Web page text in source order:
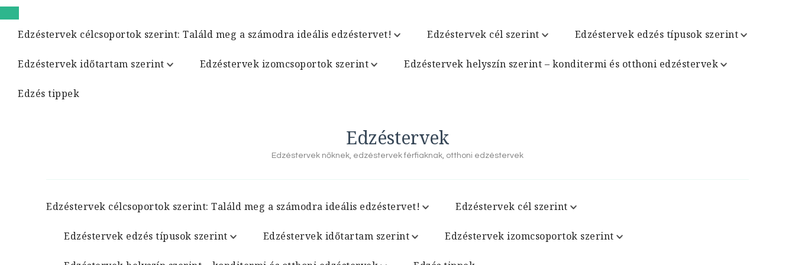
Edzéstervek célcsoportok szerint: Találd meg a számodra ideális edzéstervet! Edzéstervek cél szerint Edzéstervek edzés típusok szerint
Edzéstervek időtartam szerint Edzéstervek izomcsoportok szerint Edzéstervek helyszín szerint – konditermi és otthoni edzéstervek
Edzés tippek
Edzéstervek
Edzéstervek nőknek, edzéstervek férfiaknak, otthoni edzéstervek
Edzéstervek célcsoportok szerint: Találd meg a számodra ideális edzéstervet! Edzéstervek cél szerint
Edzéstervek edzés típusok szerint Edzéstervek időtartam szerint Edzéstervek izomcsoportok szerint